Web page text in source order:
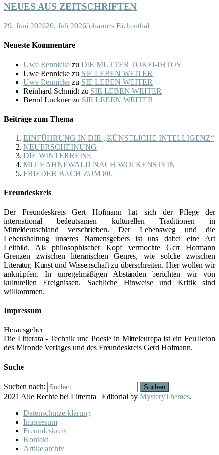
NEUES AUS ZEITSCHRIFTEN
29. Juni 202620. Juli 2026Johannes Eichenthal
Neueste Kommentare
Uwe Rennicke zu DIE MUTTER TOKEI-IHTOS
Uwe Rennicke zu SIE LEBEN WEITER
Uwe Rennicke zu SIE LEBEN WEITER
Reinhard Schmidt zu SIE LEBEN WEITER
Bernd Lucknerzu SIE LEBEN WEITER
Beiträge zum Thema
EINFÜHRUNG IN DIE „KÜNSTLICHE INTELLIGENZ“
NEUERSCHEINUNG
DIE WINTERREISE
MIT HAHNEWALD NACH WOLKENSTEIN
FRIEDER BACH ZUM 80.
Freundeskreis
Der Freundeskreis Gert Hofmann hat sich der Pflege der
international bedeutsamen kulturellen Traditionen in
Mitteldeutschland verschrieben. Der Lebensweg und die
Lebenshaltung unseres Namensgebers ist uns dabei eine Art
Leitbild. Als philosophischer Kopf vermochte Gert Hofmann
Grenzen zwischen literarischen Genres, wie solche zwischen
Literatur, Kunst und Wissenschaft zu überschreiten. Hier wollen wir
anknüpfen. In unregelmäßigen Abständen berichten wir von
kulturellen Ereignissen. Sachliche Hinweise und Kritik sind
willkommen.
Impressum
Herausgeber:
Die Litterata - Technik und Poesie in Mitteleuropa ist ein Feuilleton
des Mironde Verlages und des Freundeskreis Gerd Hofmann.
Suche
Suchen nach:
2021 Alle Rechte bei Litterata | Editorial by MysteryThemes.
Datenschutzerklärung
Impressum
Freundeskreis
Kontakt
Artikelarchiv